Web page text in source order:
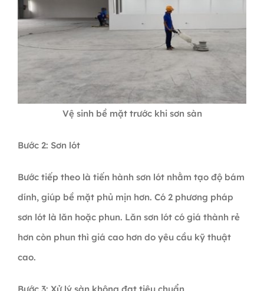
Vệ sinh bề mặt trước khi sơn sàn
Bước 2: Sơn lót
Bước tiếp theo là tiến hành sơn lót nhằm tạo độ bám
dính, giúp bề mặt phủ mịn hơn. Có 2 phương pháp
sơn lót là lăn hoặc phun. Lăn sơn lót có giá thành rẻ
hơn còn phun thì giá cao hơn do yêu cầu kỹ thuật
cao.
Bước 3: Xử lý sàn không đạt tiêu chuẩn